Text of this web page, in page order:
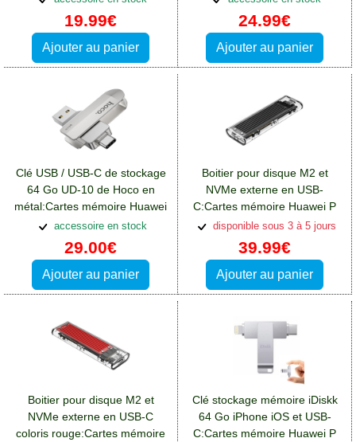
19.99€
Ajouter au panier
24.99€
Ajouter au panier
Clé USB / USB-C de stockage
64 Go UD-10 de Hoco en
métal:Cartes mémoire Huawei
P Smart Plus
accessoire en stock
29.00€
Ajouter au panier
Boitier pour disque M2 et
NVMe externe en USB-
C:Cartes mémoire Huawei P
Smart Plus
disponible sous 3 à 5 jours
39.99€
Ajouter au panier
Boitier pour disque M2 et
NVMe externe en USB-C
coloris rouge:Cartes mémoire
Clé stockage mémoire iDiskk
64 Go iPhone iOS et USB-
C:Cartes mémoire Huawei P